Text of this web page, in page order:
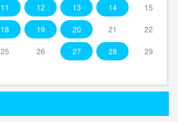
11 12 13 14 15
18 19 20 21 22
25 26 27 28 29